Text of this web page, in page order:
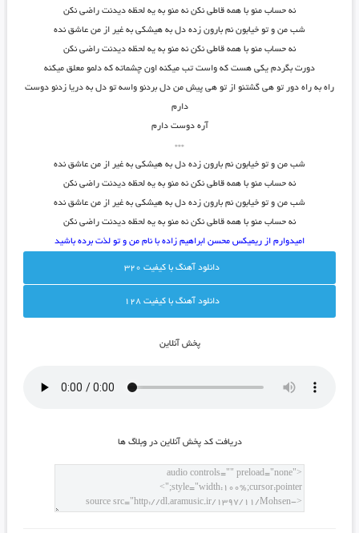
نه حساب منو با همه قاطی نکن نه منو به یه لحظه دیدنت راضی نکن
شب من و تو خیابون نم بارون زده دل به هیشکی به غیر از من عاشق نده
نه حساب منو با همه قاطی نکن نه منو به یه لحظه دیدنت راضی نکن
دورت بگردم یکی هست که واست تب میکنه اون چشماته که دلمو معلق میکنه
راه به راه دور تو هی گشتنو از تو هی پیش من دل بردنو واسه تو دل به دریا زدنو دوست
دارم
آره دوست دارم
***
شب من و تو خیابون نم بارون زده دل به هیشکی به غیر از من عاشق نده
نه حساب منو با همه قاطی نکن نه منو به یه لحظه دیدنت راضی نکن
شب من و تو خیابون نم بارون زده دل به هیشکی به غیر از من عاشق نده
نه حساب منو با همه قاطی نکن نه منو به یه لحظه دیدنت راضی نکن
امیدوارم از ریمیکس محسن ابراهیم زاده با نام من و تو لذت برده باشید
دانلود آهنگ با کيفيت 320
دانلود آهنگ با کيفيت 128
پخش آنلاين
دريافت کد پخش آنلاين در وبلاگ ها